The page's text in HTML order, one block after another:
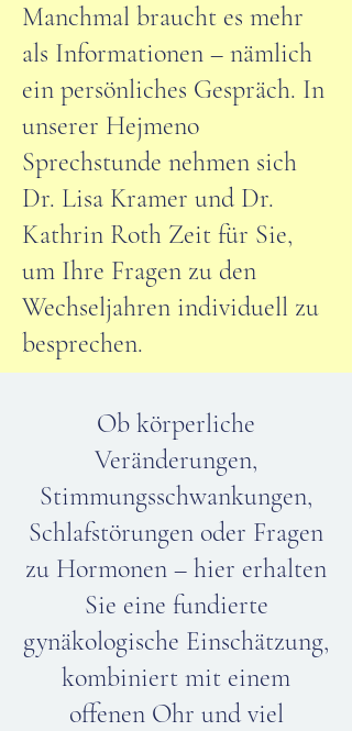
Manchmal braucht es mehr
als Informationen – nämlich
ein persönliches Gespräch. In
unserer Hejmeno
Sprechstunde nehmen sich
Dr. Lisa Kramer und Dr.
Kathrin Roth Zeit für Sie,
um Ihre Fragen zu den
Wechseljahren individuell zu
besprechen.
Ob körperliche
Veränderungen,
Stimmungsschwankungen,
Schlafstörungen oder Fragen
zu Hormonen – hier erhalten
Sie eine fundierte
gynäkologische Einschätzung,
kombiniert mit einem
offenen Ohr und viel